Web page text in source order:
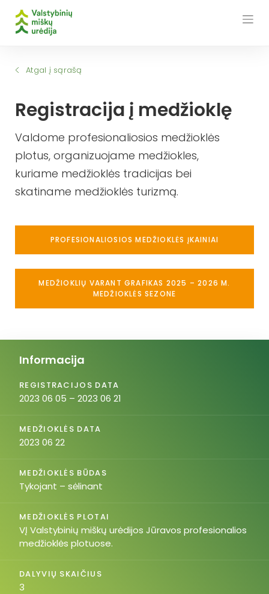
Atgal į sąrašą
Registracija į medžioklę
Valdome profesionaliosios medžioklės
plotus, organizuojame medžiokles,
kuriame medžioklės tradicijas bei
skatiname medžioklės turizmą.
PROFESIONALIOSIOS MEDŽIOKLĖS ĮKAINIAI
MEDŽIOKLIŲ VARANT GRAFIKAS 2025 – 2026 M.
MEDŽIOKLĖS SEZONE
Informacija
REGISTRACIJOS DATA
2023 06 05 – 2023 06 21
MEDŽIOKLĖS DATA
2023 06 22
MEDŽIOKLĖS BŪDAS
Tykojant – sėlinant
MEDŽIOKLĖS PLOTAI
VĮ Valstybinių miškų urėdijos Jūravos profesionalios
medžioklės plotuose.
DALYVIŲ SKAIČIUS
3